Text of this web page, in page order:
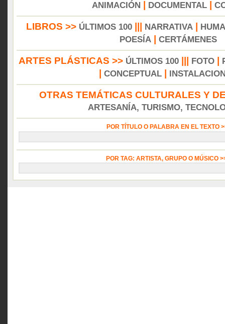
ANIMACIÓN
DOCUMENTAL|
LIBROS >> ÚLTIMOS 100 NARRATIVA
POESÍA| CERTÁMENES
ARTES PLÁSTICAS >> ÚLTIMOS 100 FOTO
CONCEPTUAL
OTRAS TEMÁTICAS CULTURALES Y
ARTESANÍA, TURISMO,
POR TÍTULO O PALABRA EN EL TEXTO
POR TAG: ARTISTA, GRUPO O MÚSICO